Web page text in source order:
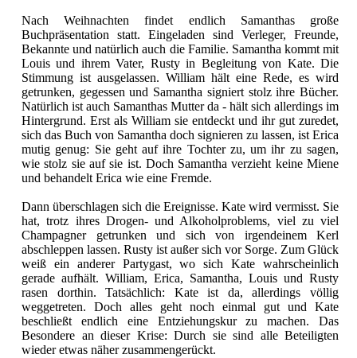
Nach Weihnachten findet endlich Samanthas große
Buchpräsentation statt. Eingeladen sind Verleger, Freunde,
Bekannte und natürlich auch die Familie. Samantha kommt mit
Louis und ihrem Vater, Rusty in Begleitung von Kate. Die
Stimmung ist ausgelassen. William hält eine Rede, es wird
getrunken, gegessen und Samantha signiert stolz ihre Bücher.
Natürlich ist auch Samanthas Mutter da - hält sich allerdings im
Hintergrund. Erst als William sie entdeckt und ihr gut zuredet,
sich das Buch von Samantha doch signieren zu lassen, ist Erica
mutig genug: Sie geht auf ihre Tochter zu, um ihr zu sagen,
wie stolz sie auf sie ist. Doch Samantha verzieht keine Miene
und behandelt Erica wie eine Fremde.
Dann überschlagen sich die Ereignisse. Kate wird vermisst. Sie
hat, trotz ihres Drogen- und Alkoholproblems, viel zu viel
Champagner getrunken und sich von irgendeinem Kerl
abschleppen lassen. Rusty ist außer sich vor Sorge. Zum Glück
weiß ein anderer Partygast, wo sich Kate wahrscheinlich
gerade aufhält. William, Erica, Samantha, Louis und Rusty
rasen dorthin. Tatsächlich: Kate ist da, allerdings völlig
weggetreten. Doch alles geht noch einmal gut und Kate
beschließt endlich eine Entziehungskur zu machen. Das
Besondere an dieser Krise: Durch sie sind alle Beteiligten
wieder etwas näher zusammengerückt.